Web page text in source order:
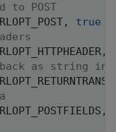
to POST
, true
,
back as string
,